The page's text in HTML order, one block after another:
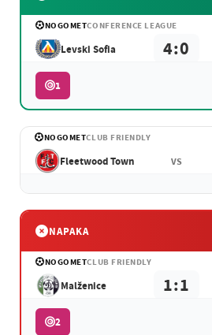
NOGOMETCONFERENCE LEAGUE
Levski Sofia 4:0
1
NOGOMETCLUB FRIENDLY
Fleetwood Town VS
NAPAKA
NOGOMETCLUB FRIENDLY
Malženice 1:1
2